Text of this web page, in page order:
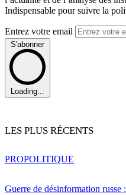
Indispensable pour suivre la
Entrez votre email
S'abonner
Loading...
LES PLUS RÉCENTS
Guerre de désinformation russe
PROPOLITIQUE